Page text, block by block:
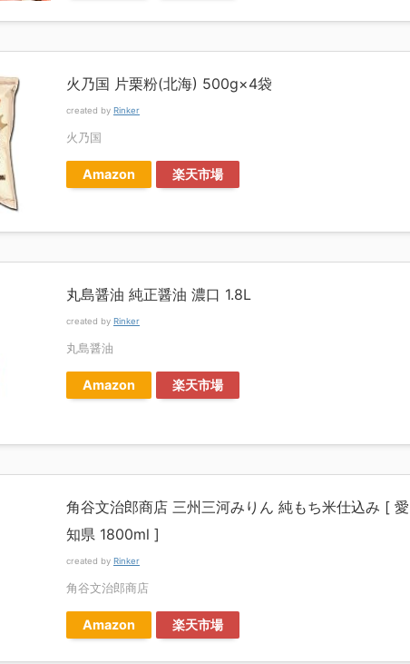
火乃国 片栗粉(北海) 500g×4袋
created by Rinker
火乃国
Amazon 楽天市場
丸島醤油 純正醤油 濃口 1.8L
created by Rinker
丸島醤油
Amazon 楽天市場
角谷文治郎商店 三州三河みりん 純もち米仕込み [ 愛
知県 1800ml ]
created by Rinker
角谷文治郎商店
Amazon 楽天市場